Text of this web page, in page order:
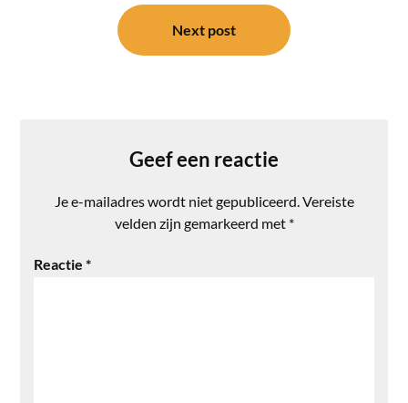
Next post
Geef een reactie
Je e-mailadres wordt niet gepubliceerd.Vereiste
velden zijn gemarkeerd met *
Reactie*